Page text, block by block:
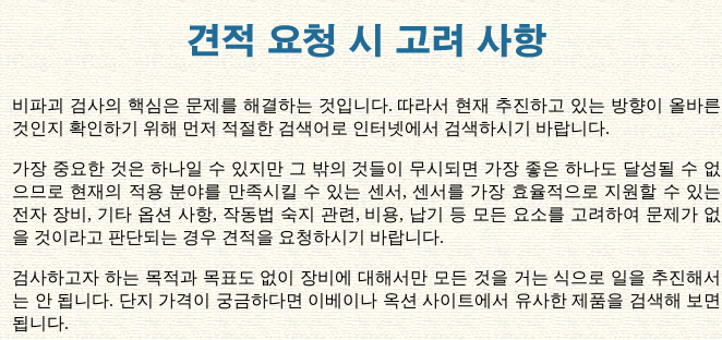
비파괴 검사의 핵심은 문제를 해결하는 것입니다. 따라서 현재 추진하고 있는 방향이 올바른
것인지 확인하기 위해 먼저 적절한 검색어로 인터넷에서 검색하시기 바랍니다.
가장 중요한 것은 하나일 수 있지만 그 밖의 것들이 무시되면 가장 좋은 하나도 달성될 수 없
으므로 현재의 적용 분야를 만족시킬 수 있는 센서, 센서를 가장 효율적으로 지원할 수 있는
전자 장비, 기타 옵션 사항, 작동법 숙지 관련, 비용, 납기 등 모든 요소를 고려하여 문제가 없
을 것이라고 판단되는 경우 견적을 요청하시기 바랍니다.
검사하고자 하는 목적과 목표도 없이 장비에 대해서만 모든 것을 거는 식으로 일을 추진해서
는 안 됩니다. 단지 가격이 궁금하다면 이베이나 옥션 사이트에서 유사한 제품을 검색해 보면
됩니다.